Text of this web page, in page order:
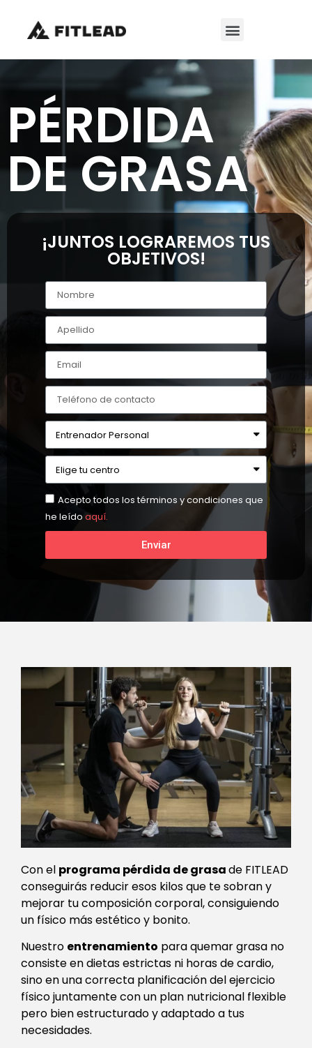
PÉRDIDA
DE GRASA
¡JUNTOS LOGRAREMOS TUS
OBJETIVOS!
Acepto todos los términos y condiciones que
he leído aquí.
Enviar
Con el programa pérdida de grasade FITLEAD
conseguirás reducir esos kilos que te sobran y
mejorar tu composición corporal, consiguiendo
un físico más estético y bonito.
Nuestro entrenamiento para quemar grasa no
consiste en dietas estrictas ni horas de cardio,
sino en una correcta planificación del ejercicio
físico juntamente con un plan nutricional flexible
pero bien estructurado y adaptado a tus
necesidades.